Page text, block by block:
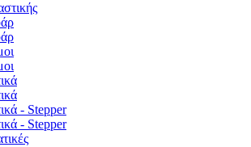
- Stepper
- Stepper